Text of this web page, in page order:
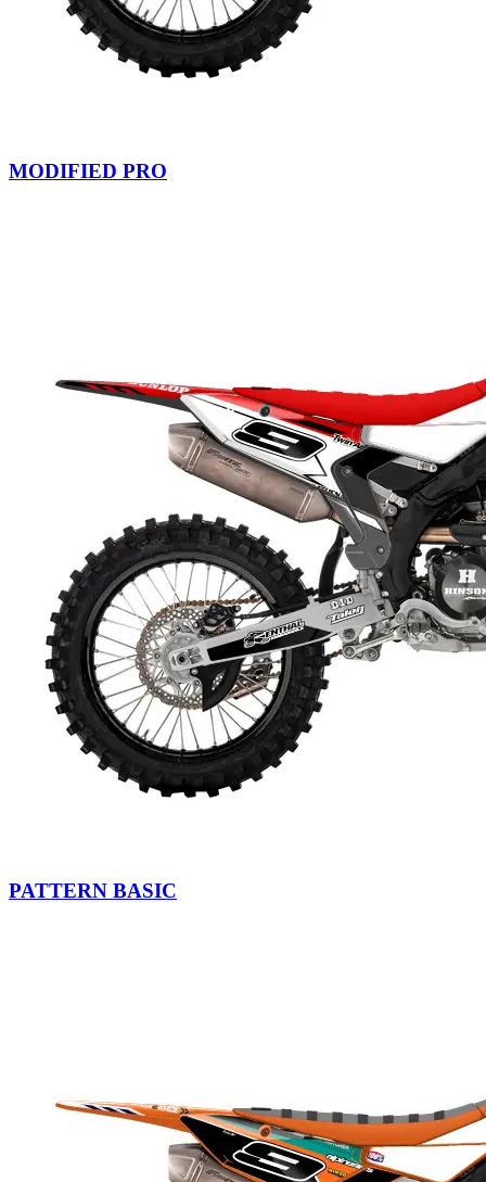
MODIFIED PRO
PATTERN BASIC